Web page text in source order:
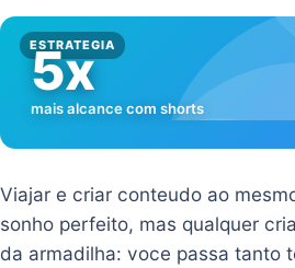
ESTRATEGIA
5x
mais alcance com shorts
Viajar e criar conteudo ao
sonho perfeito, mas qualquer
da armadilha: voce passa tanto